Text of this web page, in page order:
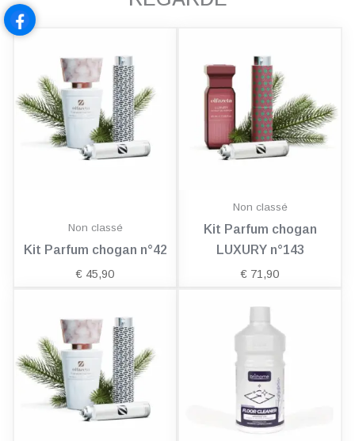
Non classé
Kit Parfum chogan n°42
€ 45,90
Non classé
Kit Parfum chogan
LUXURY n°143
€ 71,90